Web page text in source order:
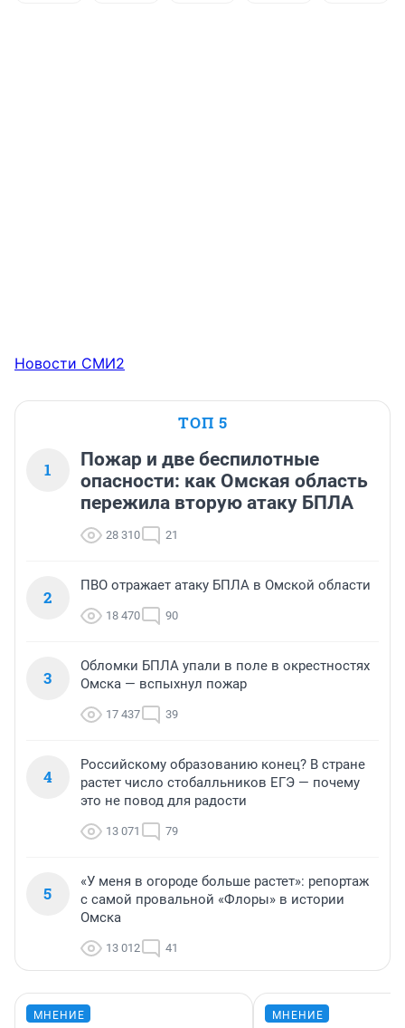
Новости СМИ2
ТОП 5
1
Пожар и две беспилотные
опасности: как Омская область
пережила вторую атаку БПЛА
28 310 21
2
ПВО отражает атаку БПЛА в Омской области
18 470 90
3
Обломки БПЛА упали в поле в окрестностях
Омска — вспыхнул пожар
17 437 39
4
Российскому образованию конец? В стране
растет число стобалльников ЕГЭ — почему
это не повод для радости
13 071 79
5
«У меня в огороде больше растет»: репортаж
с самой провальной «Флоры» в истории
Омска
13 012 41
МНЕНИЕ МНЕНИЕ